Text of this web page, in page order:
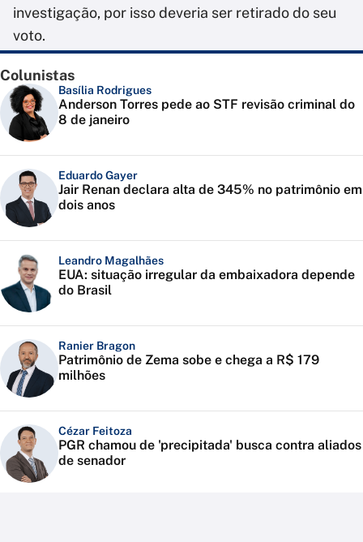
investigação, por isso deveria ser retirado do seu
voto.
Colunistas
Basília Rodrigues
Anderson Torres pede ao STF revisão criminal do
8 de janeiro
Eduardo Gayer
Jair Renan declara alta de 345% no patrimônio em
dois anos
Leandro Magalhães
EUA: situação irregular da embaixadora depende
do Brasil
Ranier Bragon
Patrimônio de Zema sobe e chega a R$ 179
milhões
Cézar Feitoza
PGR chamou de 'precipitada' busca contra aliados
de senador